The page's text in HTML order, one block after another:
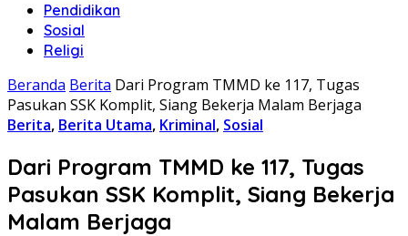
Pendidikan
Sosial
Religi
Beranda Berita Dari Program TMMD ke 117, Tugas
Pasukan SSK Komplit, Siang Bekerja Malam Berjaga
Berita, Berita Utama, Kriminal, Sosial
Dari Program TMMD ke 117, Tugas
Pasukan SSK Komplit, Siang Bekerja
Malam Berjaga